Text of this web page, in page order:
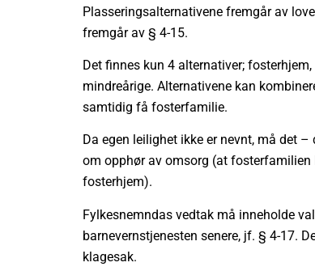
Plasseringsalternativene fremgår av
fremgår av § 4-15.
Det finnes kun 4 alternativer;
mindreårige. Alternativene kan
samtidig få fosterfamilie.
Da egen leilighet ikke er nevnt, må det
om opphør av omsorg (at
fosterhjem).
Fylkesnemndas vedtak må inneholde
barnevernstjenesten senere, jf. § 4-17.
klagesak.